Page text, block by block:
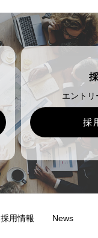
エント
採
採用情報 News